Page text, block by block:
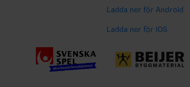
Ladda ner för Android
Ladda ner för IOS